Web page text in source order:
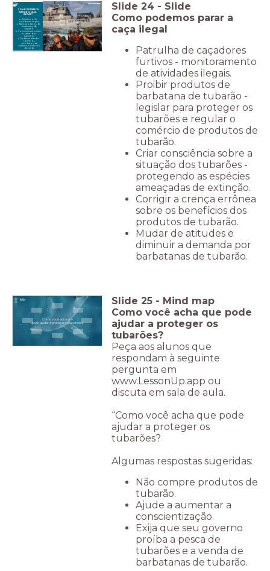
COMO PODEMOS
PARAR A CAÇA
ILEGAL?
Patrulha contra
caçadores ilegais.
Banir produtos de
barbatana de
tubarão.
Conscientizar sobre
o status dos
tubarões.
Mudar as atitudes
sobre os
produtos de
tubarão e reduzir a
demanda.
Slide 24 - Slide
Como podemos parar a
caça ilegal
Patrulha de caçadores
furtivos - monitoramento
de atividades ilegais.
Proibir produtos de
barbatana de tubarão -
legislar para proteger os
tubarões e regular o
comércio de produtos de
tubarão.
Criar consciência sobre a
situação dos tubarões -
protegendo as espécies
ameaçadas de extinção.
Corrigir a crença errônea
sobre os benefícios dos
produtos de tubarão.
Mudar de atitudes e
diminuir a demanda por
barbatanas de tubarão.
Como você acha que
pode ajudar a proteger os tubarões?
Slide 25 - Mind map
Como você acha que pode
ajudar a proteger os
tubarões?
Peça aos alunos que
respondam à seguinte
pergunta em
www.LessonUp.app ou
discuta em sala de aula.
“Como você acha que pode
ajudar a proteger os
tubarões?
Algumas respostas sugeridas:
Não compre produtos de
tubarão.
Ajude a aumentar a
conscientização.
Exija que seu governo
proíba a pesca de
tubarões e a venda de
barbatanas de tubarão.